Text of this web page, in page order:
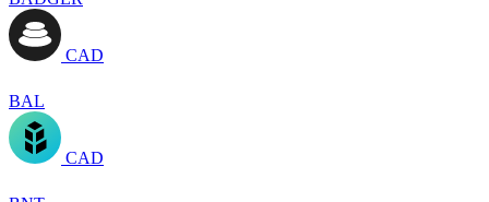
CAD
BAL
CAD